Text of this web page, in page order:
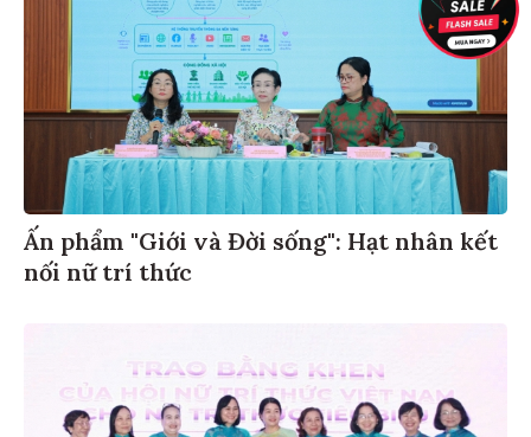
Ấn phẩm "Giới và Đời sống": Hạt nhân kết
nối nữ trí thức